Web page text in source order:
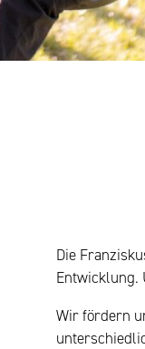
Die
Entwicklung.
Wir fördern